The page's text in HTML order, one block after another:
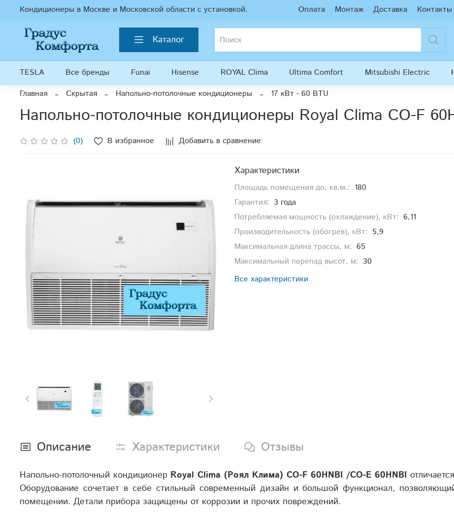
Кондиционеры в Москве и Московской области с установкой. Оплата Монтаж Доставка Контакты
Каталог
TESLA Все бренды Funai Hisense ROYAL Clima Ultima Comfort Mitsubishi Electric
Главная
Скрытая Напольно-потолочные кондиционеры 17 кВт - 60 BTU
Напольно-потолочные кондиционеры Royal Clima CO-F
(0) В избранное Добавить в сравнение
Характеристики
Площадь помещения до, кв.м.: 180
Гарантия: 3 года
Потребляемая мощность (охлаждение), кВт: 6,11
Производительность (обогрев), кВт: 5,9
Максимальная длина трассы, м: 65
Максимальный перепад высот, м: 30
Все характеристики
Описание Характеристики Отзывы
Напольно-потолочный кондиционер Royal Clima (Роял Клима) CO-F 60HNBI /CO-E 60HNBI
Оборудование сочетает в себе стильный современный дизайн и большой функционал,
помещении. Детали прибора защищены от коррозии и прочих повреждений.